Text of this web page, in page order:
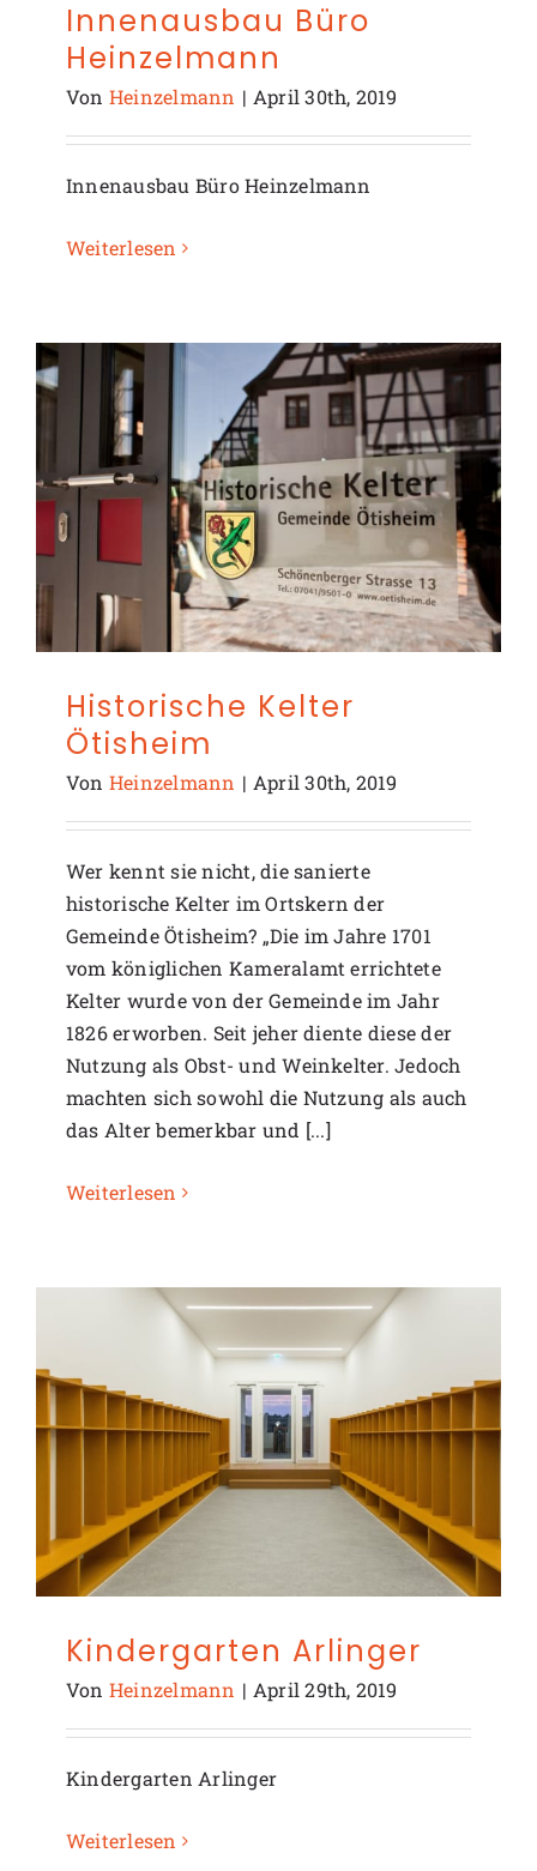
Innenausbau Büro
Heinzelmann
Von Heinzelmann | April 30th, 2019
Innenausbau Büro Heinzelmann
Weiterlesen
Historische Kelter
Ötisheim
Von Heinzelmann | April 30th, 2019
Wer kennt sie nicht, die sanierte
historische Kelter im Ortskern der
Gemeinde Ötisheim? „Die im Jahre 1701
vom königlichen Kameralamt errichtete
Kelter wurde von der Gemeinde im Jahr
1826 erworben. Seit jeher diente diese der
Nutzung als Obst- und Weinkelter. Jedoch
machten sich sowohl die Nutzung als auch
das Alter bemerkbar und [...]
Weiterlesen
Kindergarten Arlinger
Von Heinzelmann | April 29th, 2019
Kindergarten Arlinger
Weiterlesen